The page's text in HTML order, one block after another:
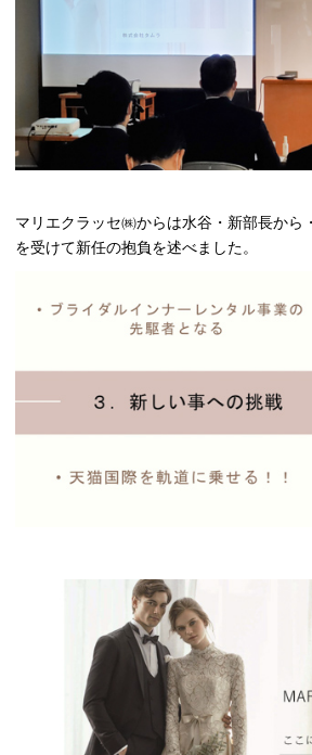
マリエクラッセ㈱からは水谷・新部長から
を受けて新任の抱負を述べました。